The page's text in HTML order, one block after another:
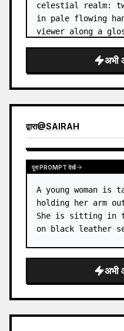
celestial realm:
in pale flowing
viewer along a
rising from aअभी
द्वारा@SAIRAH
पूरा PROMPT देखें
A young woman
holding her arm
She is sitting in
on black leather
अभी